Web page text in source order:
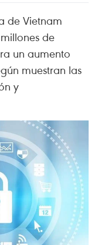
de Vietnam
de
un aumento
muestran las
y